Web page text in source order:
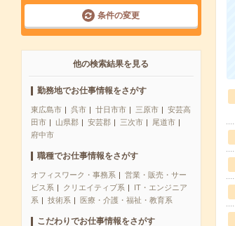
条件の変更
他の検索結果を見る
勤務地でお仕事情報をさがす
東広島市 呉市 廿日市市 三原市
安芸高
田市
山県郡 安芸郡 三次市
尾道市
府中市
職種でお仕事情報をさがす
オフィスワーク・事務系
営業・販売・サー
ビス系
クリエイティブ系
IT・エンジニア
系
技術系 医療・介護・福祉・教育系
こだわりでお仕事情報をさがす